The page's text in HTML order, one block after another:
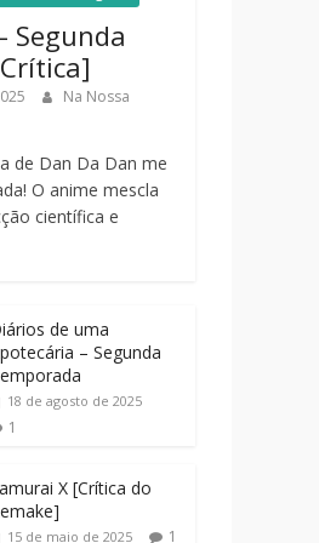
Segunda
Na Nossa
de Dan Da Dan me
O anime mescla
científica e
de uma
– Segunda
18 de agosto de 2025
1
X [Crítica do
15 de maio de 2025 1